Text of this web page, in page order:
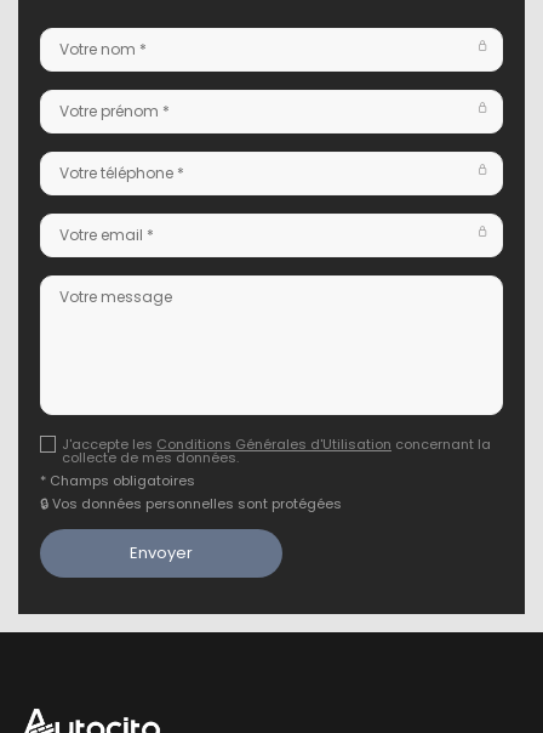
J'accepte les Conditions Générales d'Utilisation concernant la
collecte de mes données.
* Champs obligatoires
🔒 Vos données personnelles sont protégées